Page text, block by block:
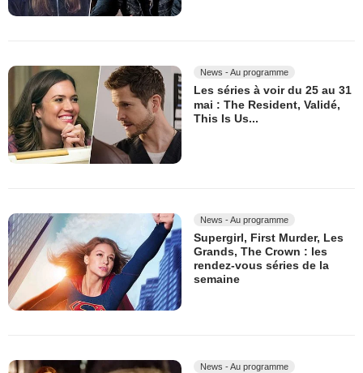
News - Au programme
Les séries à voir du 25 au 31
mai : The Resident, Validé,
This Is Us...
News - Au programme
Supergirl, First Murder, Les
Grands, The Crown : les
rendez-vous séries de la
semaine
News - Au programme